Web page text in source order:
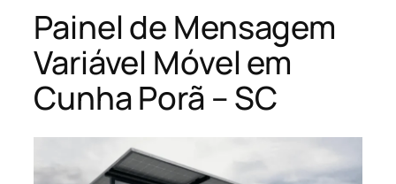
Painel de Mensagem
Variável Móvel em
Cunha Porã – SC